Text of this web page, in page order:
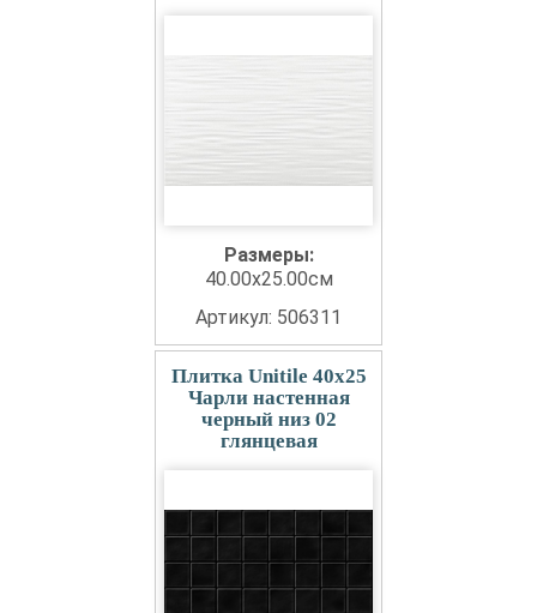
Размеры:
40.00x25.00см
Артикул: 506311
Плитка Unitile 40x25
Чарли настенная
черный низ 02
глянцевая